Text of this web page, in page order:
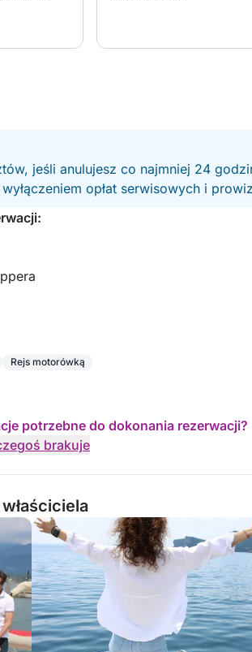
jeśli anulujesz co najmniej 24
opłat serwisowych i
Rejs motorówką
potrzebne do dokonania rezerwacji?
brakuje